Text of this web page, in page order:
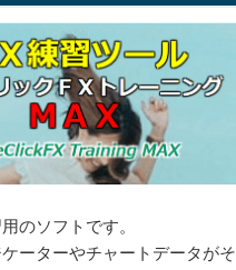
のソフトです。
ーターやチャートデータがそ